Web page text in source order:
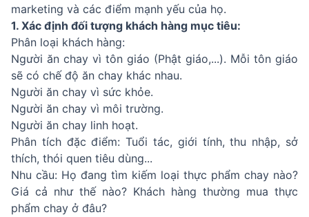
marketing và các điểm mạnh yếu của họ.
1. Xác định đối tượng khách hàng mục tiêu:
Phân loại khách hàng:
Người ăn chay vì tôn giáo (Phật giáo,...). Mỗi tôn giáo
sẽ có chế độ ăn chay khác nhau.
Người ăn chay vì sức khỏe.
Người ăn chay vì môi trường.
Người ăn chay linh hoạt.
Phân tích đặc điểm: Tuổi tác, giới tính, thu nhập, sở
thích, thói quen tiêu dùng...
Nhu cầu: Họ đang tìm kiếm loại thực phẩm chay nào?
Giá cả như thế nào? Khách hàng thường mua thực
phẩm chay ở đâu?